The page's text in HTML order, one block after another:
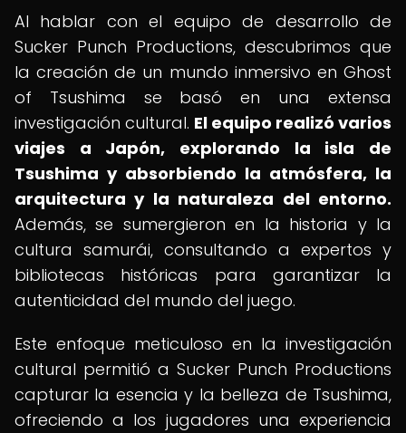
Al hablar con el equipo de desarrollo de
Sucker Punch Productions, descubrimos que
la creación de un mundo inmersivo en Ghost
of Tsushima se basó en una extensa
investigación cultural. El equipo realizó varios
viajes a Japón, explorando la isla de
Tsushima y absorbiendo la atmósfera, la
arquitectura y la naturaleza del entorno.
Además, se sumergieron en la historia y la
cultura samurái, consultando a expertos y
bibliotecas históricas para garantizar la
autenticidad del mundo del juego.
Este enfoque meticuloso en la investigación
cultural permitió a Sucker Punch Productions
capturar la esencia y la belleza de Tsushima,
ofreciendo a los jugadores una experiencia